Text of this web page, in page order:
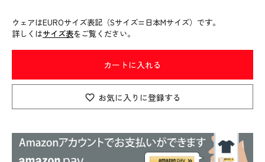
ウェアはEUROサイズ表記（Sサイズ=日本Mサイズ）です。
詳しくはサイズ表をご覧ください。
カートに入れる
お気に入りに登録する